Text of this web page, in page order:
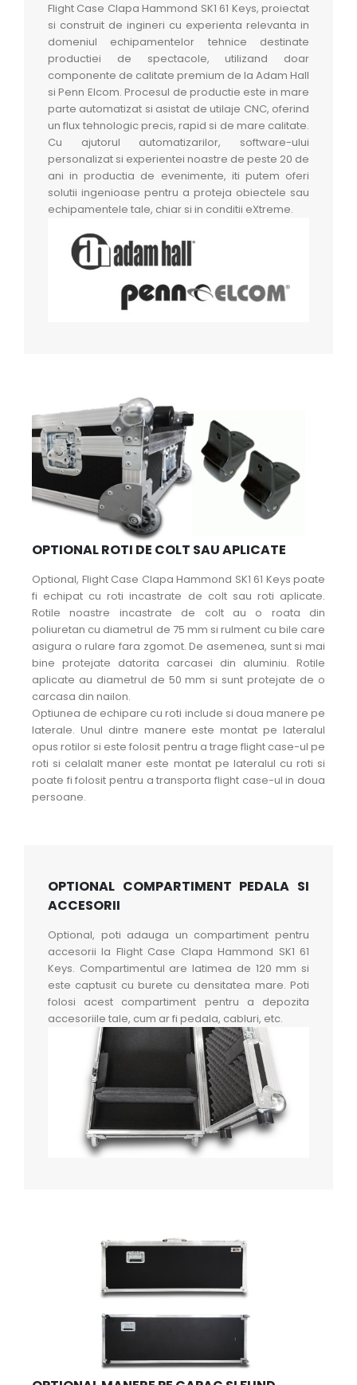
Flight Case Clapa Hammond SK1 61 Keys, proiectat
si construit de ingineri cu experienta relevanta in
domeniul echipamentelor tehnice destinate
productiei de spectacole, utilizand doar
componente de calitate premium de la Adam Hall
si Penn Elcom. Procesul de productie este in mare
parte automatizat si asistat de utilaje CNC, oferind
un flux tehnologic precis, rapid si de mare calitate.
Cu ajutorul automatizarilor, software-ului
personalizat si experientei noastre de peste 20 de
ani in productia de evenimente, iti putem oferi
solutii ingenioase pentru a proteja obiectele sau
echipamentele tale, chiar si in conditii eXtreme.
OPTIONAL ROTI DE COLT SAU APLICATE
Optional, Flight Case Clapa Hammond SK1 61 Keys poate
fi echipat cu roti incastrate de colt sau roti aplicate.
Rotile noastre incastrate de colt au o roata din
poliuretan cu diametrul de 75 mm si rulment cu bile care
asigura o rulare fara zgomot. De asemenea, sunt si mai
bine protejate datorita carcasei din aluminiu. Rotile
aplicate au diametrul de 50 mm si sunt protejate de o
carcasa din nailon.
Optiunea de echipare cu roti include si doua manere pe
laterale. Unul dintre manere este montat pe lateralul
opus rotilor si este folosit pentru a trage flight case-ul pe
roti si celalalt maner este montat pe lateralul cu roti si
poate fi folosit pentru a transporta flight case-ul in doua
persoane.
OPTIONAL COMPARTIMENT PEDALA SI
ACCESORII
Optional, poti adauga un compartiment pentru
accesorii la Flight Case Clapa Hammond SK1 61
Keys. Compartimentul are latimea de 120 mm si
este captusit cu burete cu densitatea mare. Poti
folosi acest compartiment pentru a depozita
accesoriile tale, cum ar fi pedala, cabluri, etc.